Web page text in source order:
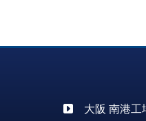
大阪 南港工